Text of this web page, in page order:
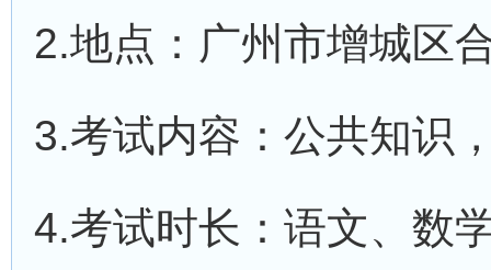
2.地点：广州市增城区
3.考试内容：公共知识
4.考试时长：语文、数